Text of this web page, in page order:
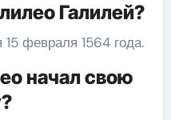
Галилей?
февраля 1564 года.
начал свою